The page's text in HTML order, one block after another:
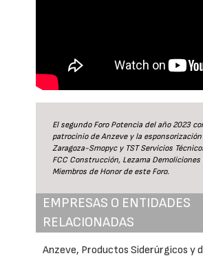
El segundo Foro Potencia del año 2023
patrocinio de Anzeve y la
Zaragoza-Smopyc y TST Servicios
FCC Construcción, Lezama Demoliciones
Miembros de Honor de este Foro.
EMPRESAS O ENTIDADES
RELACIONADAS
Anzeve, Productos Siderúrgicos y